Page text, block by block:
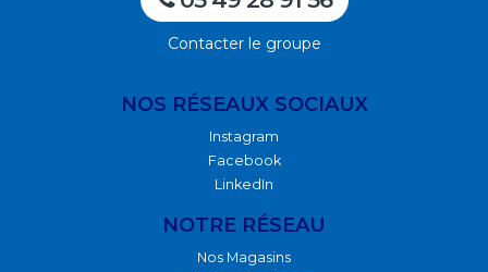
Contacter le groupe
NOS RÉSEAUX SOCIAUX
Instagram
Facebook
LinkedIn
NOTRE RÉSEAU
Nos Magasins